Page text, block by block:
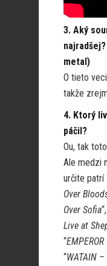
3. Aký
metal)
O tieto
takže
4. Ktorý
páčil?
Ou, tak
Ale medzi
určite patrí
Over
Over Sofia
Live at
“
“WATAIN